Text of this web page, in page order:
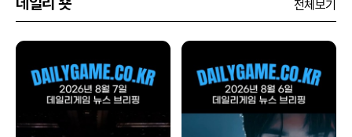
전체보기